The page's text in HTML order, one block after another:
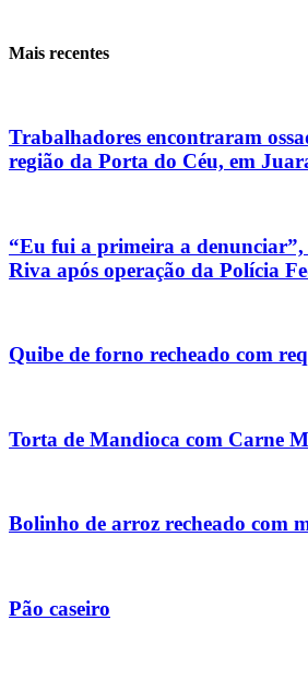
Mais recentes
Trabalhadores encontraram
região da Porta do Céu, em
“Eu fui a primeira a
Riva após operação da Polícia
Quibe de forno recheado com
Torta de Mandioca com Carne
Bolinho de arroz recheado com
Pão caseiro